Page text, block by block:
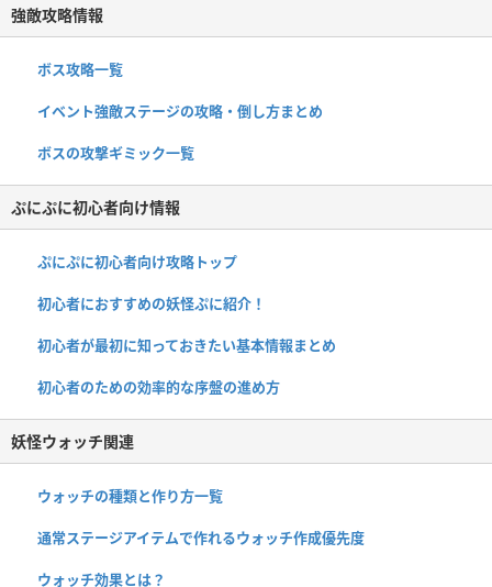
強敵攻略情報
ボス攻略一覧
イベント強敵ステージの攻略・倒し方まとめ
ボスの攻撃ギミック一覧
ぷにぷに初心者向け情報
ぷにぷに初心者向け攻略トップ
初心者におすすめの妖怪ぷに紹介！
初心者が最初に知っておきたい基本情報まとめ
初心者のための効率的な序盤の進め方
妖怪ウォッチ関連
ウォッチの種類と作り方一覧
通常ステージアイテムで作れるウォッチ作成優先度
ウォッチ効果とは？